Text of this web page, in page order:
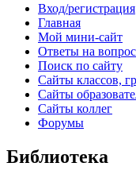
Вход/регистрация
Главная
Мой мини-сайт
Ответы на
Поиск по сайту
Сайты классов,
Сайты
Сайты коллег
Форумы
Библиотека